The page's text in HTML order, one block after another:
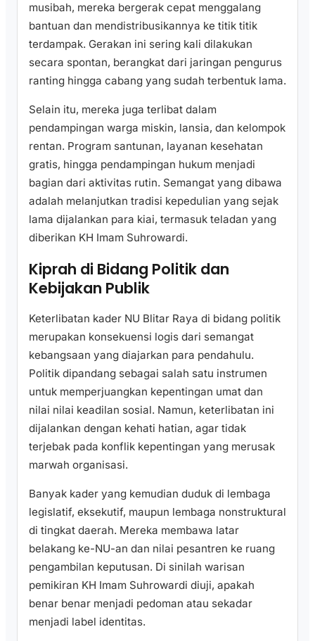
musibah, mereka bergerak cepat menggalang
bantuan dan mendistribusikannya ke titik titik
terdampak. Gerakan ini sering kali dilakukan
secara spontan, berangkat dari jaringan pengurus
ranting hingga cabang yang sudah terbentuk lama.
Selain itu, mereka juga terlibat dalam
pendampingan warga miskin, lansia, dan kelompok
rentan. Program santunan, layanan kesehatan
gratis, hingga pendampingan hukum menjadi
bagian dari aktivitas rutin. Semangat yang dibawa
adalah melanjutkan tradisi kepedulian yang sejak
lama dijalankan para kiai, termasuk teladan yang
diberikan KH Imam Suhrowardi.
Kiprah di Bidang Politik dan
Kebijakan Publik
Keterlibatan kader NU Blitar Raya di bidang politik
merupakan konsekuensi logis dari semangat
kebangsaan yang diajarkan para pendahulu.
Politik dipandang sebagai salah satu instrumen
untuk memperjuangkan kepentingan umat dan
nilai nilai keadilan sosial. Namun, keterlibatan ini
dijalankan dengan kehati hatian, agar tidak
terjebak pada konflik kepentingan yang merusak
marwah organisasi.
Banyak kader yang kemudian duduk di lembaga
legislatif, eksekutif, maupun lembaga nonstruktural
di tingkat daerah. Mereka membawa latar
belakang ke-NU-an dan nilai pesantren ke ruang
pengambilan keputusan. Di sinilah warisan
pemikiran KH Imam Suhrowardi diuji, apakah
benar benar menjadi pedoman atau sekadar
menjadi label identitas.